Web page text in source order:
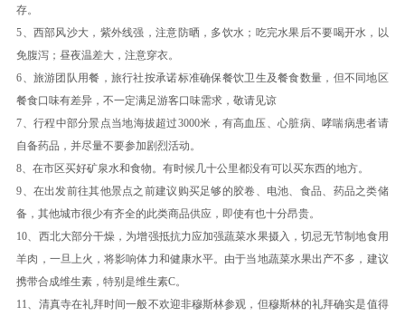
中国和自欧亚国家艺术家的油画作品600余幅。这
些画家以高超的绘画技巧，创作出曼妙的画面，让
人们从作品中获得丰富的色彩感受。
后入住酒店休息。
特别提示：当天接团导游不是第2天的导游，请知
悉。
餐饮
早餐：自理
中餐：自理
晚餐：自理
住宿
新疆-乌鲁木齐 高档酒店
存。
5、西部风沙大，紫外线强，注意防晒，多饮水；吃完水果后不要喝开水，以
免腹泻；昼夜温差大，注意穿衣。
6、旅游团队用餐，旅行社按承诺标准确保餐饮卫生及餐食数量，但不同地区
餐食口味有差异，不一定满足游客口味需求，敬请见谅
7、行程中部分景点当地海拔超过3000米，有高血压、心脏病、哮喘病患者请
自备药品，并尽量不要参加剧烈活动。
8、在市区买好矿泉水和食物。有时候几十公里都没有可以买东西的地方。
9、在出发前往其他景点之前建议购买足够的胶卷、电池、食品、药品之类储
备，其他城市很少有齐全的此类商品供应，即使有也十分昂贵。
10、西北大部分干燥，为增强抵抗力应加强蔬菜水果摄入，切忌无节制地食用
羊肉，一旦上火，将影响体力和健康水平。由于当地蔬菜水果出产不多，建议
携带合成维生素，特别是维生素C。
11、清真寺在礼拜时间一般不欢迎非穆斯林参观，但穆斯林的礼拜确实是值得